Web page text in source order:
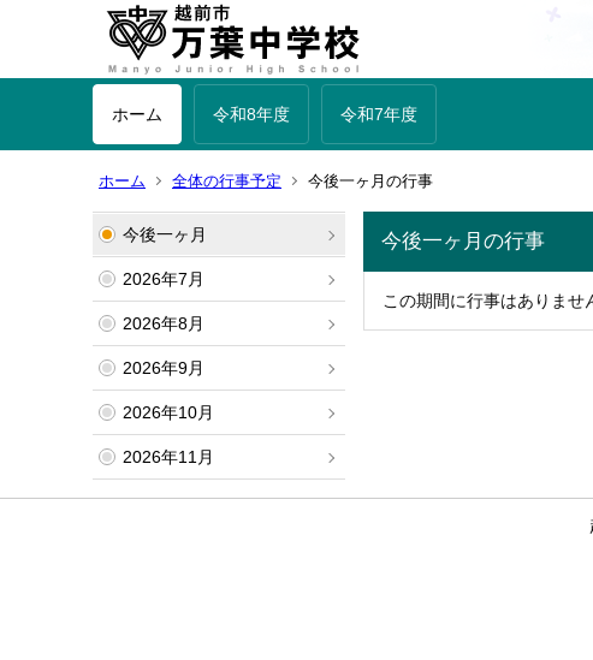
ホーム 令和8年度 令和7年度
ホーム 全体の行事予定 今後一ヶ月の行事
今後一ヶ月
2026年7月
2026年8月
2026年9月
2026年10月
2026年11月
今後一ヶ月の行事
この期間に行事はありませ